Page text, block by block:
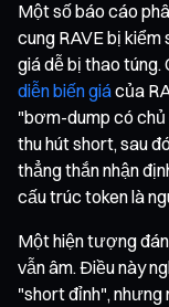
Một số báo cáo
cung RAVE bị kiểm
giá dễ bị thao
diễn biến giácủa
"bơm-dump có
thu hút short, sau
thẳng thắn nhận
cấu trúc token là
Một hiện tượng
vẫn âm. Điều này
"short đỉnh", nhưng